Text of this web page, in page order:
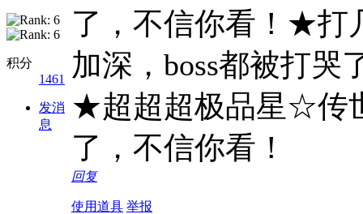
积分
1461
发消
息
了，不信你看！★打
加深，boss都被打哭
★超超超极品星☆传
了，不信你看！
回复
使用道具 举报